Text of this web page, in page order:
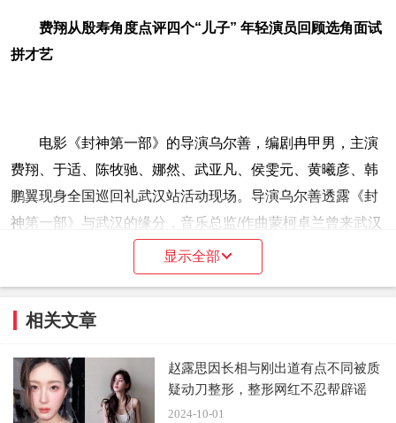
费翔从殷寿角度点评四个“儿子” 年轻演员回顾选角面试
拼才艺
电影《封神第一部》的导演乌尔善，编剧冉甲男，主演
费翔、于适、陈牧驰、娜然、武亚凡、侯雯元、黄曦彦、韩
鹏翼现身全国巡回礼武汉站活动现场。导演乌尔善透露《封
神第一部》与武汉的缘分，音乐总监/作曲蒙柯卓兰曾来武汉
做考察，电影里伯邑考吹的篪、姜王后弹的古琴，原型都来
自湖北曾侯乙墓的出土文物。编剧冉甲男则透露饰演姜王后
了端庄之外，还有一种很澎湃的情感，但要克制，内在冲突
表现特别好。”
显示全部
相关文章
赵露思因长相与刚出道有点不同被质
疑动刀整形，整形网红不忍帮辟谣
2024-10-01